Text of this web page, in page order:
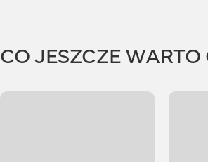
CO JESZCZE WARTO